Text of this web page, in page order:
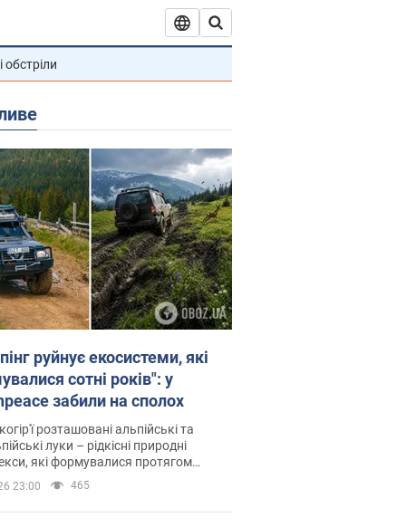
обстріли
руйнує екосистеми, які
сотні років": у
забили на сполох
розташовані альпійські та
луки – рідкісні природні
які формувалися протягом
23:00 465